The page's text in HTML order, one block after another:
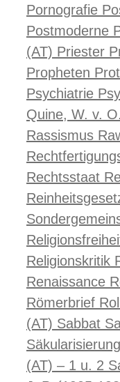
Pornografie
Postmoderne
(AT) Priester
Propheten
Psychiatrie
Quine, W. v. O.
Rassismus
Rechtsstaat
Religionskritik
Renaissance
Römerbrief
(AT) Sabbat
Säkularisierung
(AT) – 1 u. 2